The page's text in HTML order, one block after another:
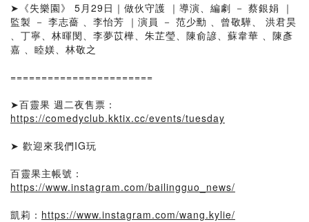
➤《失樂園》 5月29日｜做伙守護 ｜導演、編劇 － 蔡銀娟 ｜
監製 － 李志薔 、李怡芳 ｜演員 － 范少勳​ 、曾敬驊​、 洪君昊​
、丁寧​、林暉閔​、李夢苡樺​、朱芷瑩​、陳俞諺​、蘇韋華​ 、陳彥
嘉 、睦媄​、林敬之
=======================
➤百靈果 週二夜售票：
https://comedyclub.kktix.cc/events/tuesday
➤ 歡迎來我們IG玩
百靈果主帳號：
https://www.instagram.com/bailingguo_news/
凱莉： https://www.instagram.com/wang.kylie/